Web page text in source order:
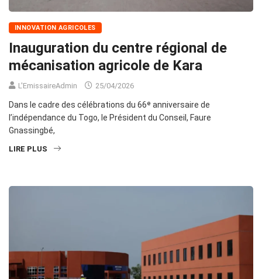
INNOVATION AGRICOLES
Inauguration du centre régional de
mécanisation agricole de Kara
L'EmissaireAdmin 25/04/2026
Dans le cadre des célébrations du 66ᵉ anniversaire de
l’indépendance du Togo, le Président du Conseil, Faure
Gnassingbé,
LIRE PLUS